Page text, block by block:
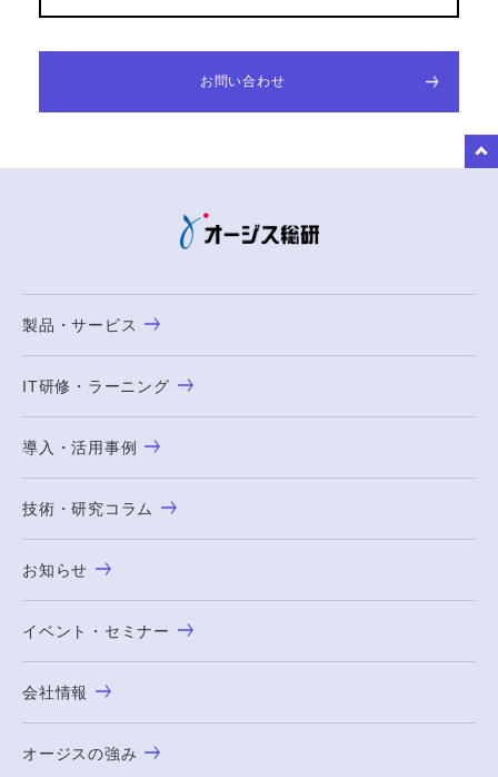
お問い合わせ
製品・サービス
IT研修・ラーニング
導入・活用事例
技術・研究コラム
お知らせ
イベント・セミナー
会社情報
オージスの強み